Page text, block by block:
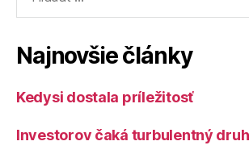
Najnovšie články
Kedysi dostala príležitosť
Investorov čaká turbulentný